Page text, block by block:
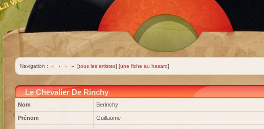
Navigation : « ‹ › » [tous les artistes] [une fiche au hasard]
Le Chevalier De Rinchy
Nom Berinchy
Prénom Guillaume